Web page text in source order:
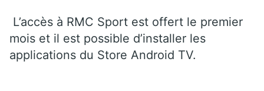
L’accès à RMC Sport est offert le premier
mois et il est possible d’installer les
applications du Store Android TV.